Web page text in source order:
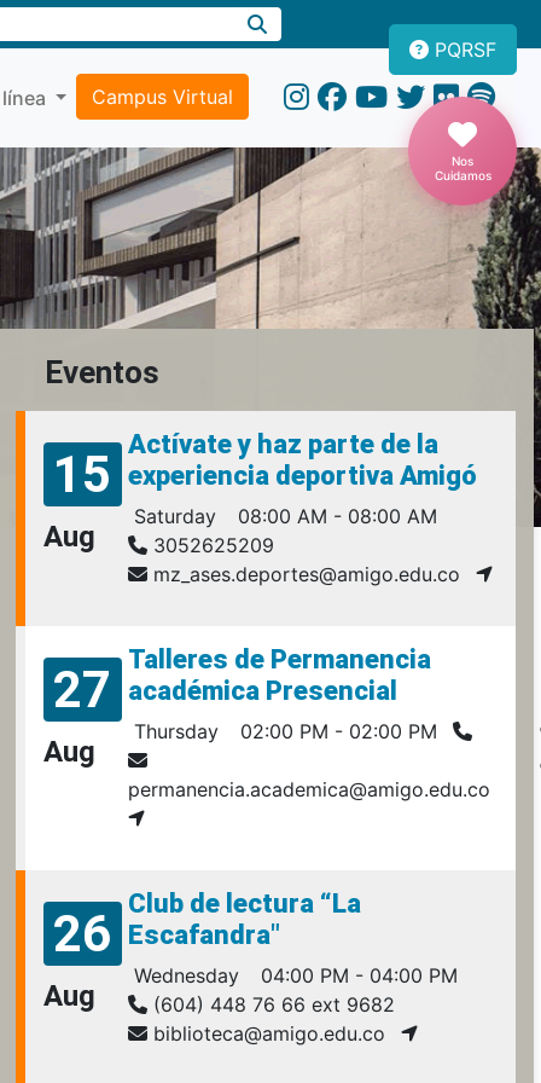
Campus Virtual
PQRSF
Nos
Cuidamos
Eventos
15
Aug
Actívate y haz parte de la
experiencia deportiva Amigó
Saturday
08:00 AM - 08:00 AM
3052625209
mz_ases.deportes@amigo.edu.co
27
Aug
Talleres de Permanencia
académica Presencial
Thursday 02:00 PM - 02:00 PM
permanencia.academica@amigo.edu.co
26
Aug
Club de lectura “La
Escafandra"
Wednesday
04:00 PM - 04:00 PM
(604) 448 76 66 ext 9682
biblioteca@amigo.edu.co